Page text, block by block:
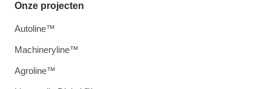
Onze projecten
Autoline™
Machineryline™
Agroline™